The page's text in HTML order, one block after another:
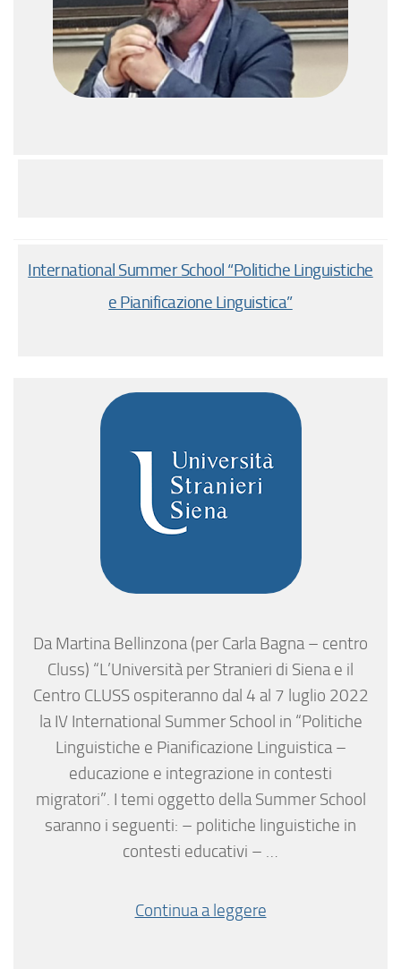
International Summer School “Politiche Linguistiche
e Pianificazione Linguistica”
Da Martina Bellinzona (per Carla Bagna – centro
Cluss) “L’Università per Stranieri di Siena e il
Centro CLUSS ospiteranno dal 4 al 7 luglio 2022
la IV International Summer School in “Politiche
Linguistiche e Pianificazione Linguistica –
educazione e integrazione in contesti
migratori”. I temi oggetto della Summer School
saranno i seguenti: – politiche linguistiche in
contesti educativi – …
Continua a leggere